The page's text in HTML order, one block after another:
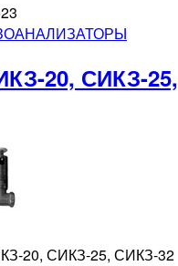
20, СИКЗ-25,
20, СИКЗ-25, СИКЗ-32